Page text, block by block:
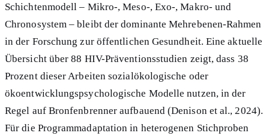
Schichtenmodell – Mikro-, Meso-, Exo-, Makro- und
Chronosystem – bleibt der dominante Mehrebenen-Rahmen
in der Forschung zur öffentlichen Gesundheit. Eine aktuelle
Übersicht über 88 HIV-Präventionsstudien zeigt, dass 38
Prozent dieser Arbeiten sozialökologische oder
ökoentwicklungspsychologische Modelle nutzen, in der
Regel auf Bronfenbrenner aufbauend (Denison et al., 2024).
Für die Programmadaptation in heterogenen Stichproben